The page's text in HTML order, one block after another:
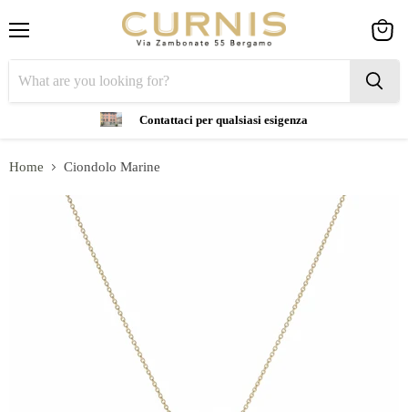
Contattaci per qualsiasi esigenza
cart
Home Ciondolo Marine